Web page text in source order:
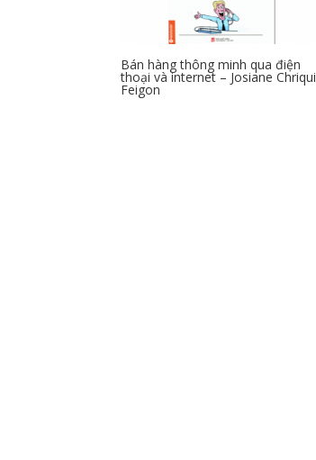
Bán hàng thông minh qua điện
thoại và internet – Josiane Chriqui
Feigon